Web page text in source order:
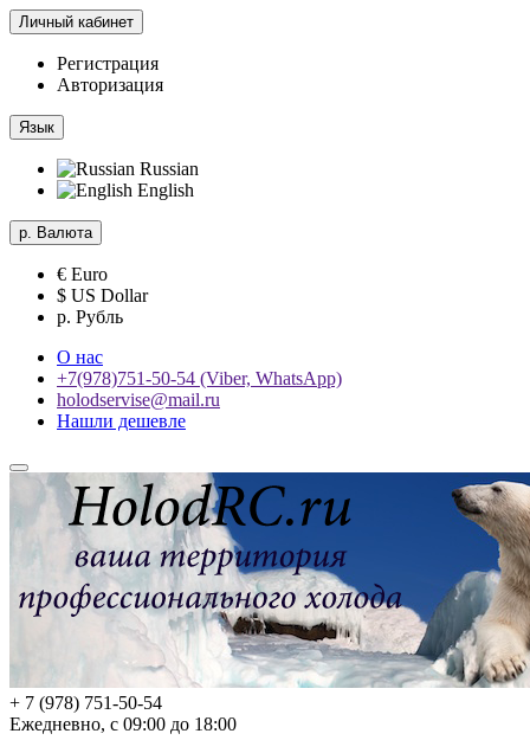
Личный кабинет
Регистрация
Авторизация
Язык
Russian
English
р. Валюта
€ Euro
$ US Dollar
р. Рубль
О нас
+7(978)751-50-54 (Viber, WhatsApp)
holodservise@mail.ru
Нашли дешевле
+ 7 (978) 751-50-54
Ежедневно, с 09:00 до 18:00